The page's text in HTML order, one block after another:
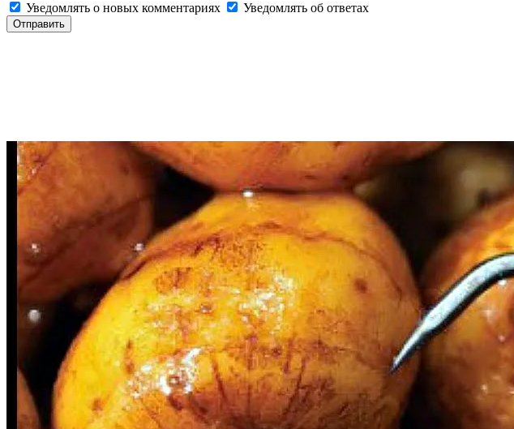
Уведомлять о новых комментариях Уведомлять об ответах
Отправить